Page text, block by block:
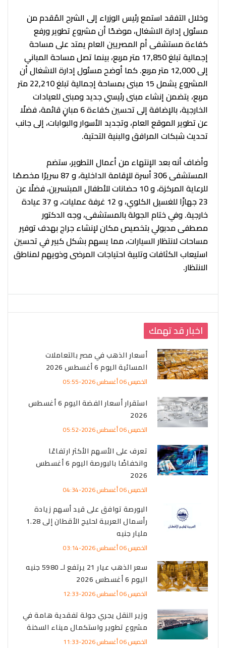
وخلال التفقد استمع رئيس الوزراء إلى الشرح المُقدم من
مسئول إدارة الاشغال، موضحًا أن مشروع تطوير ورفع
كفاءة مستشفى أم المصريين العام يمتد على مساحة
إجمالية تبلغ 17,850 متر مربع، بينما تصل مساحة المباني
إلى 12,000 متر مربع. كما أوضح مسئول إدارة الاشغال أن
المشروع يشمل 15 مبنى بمساحة إجمالية تبلغ 22,210 متر
مربع، يتضمن إنشاء مبنى رئيسي جديد ومبنى للعيادات
الخارجية، بالإضافة إلى تحسين كفاءة 6 مبانٍ قائمة، فضلًا
عن تطوير الموقع العام، وتجديد الأسوار والبوابات، إلى جانب
تحديث شبكات المرافق والبنية التحتية.
وأضاف أنه بعد الإنتهاء من أعمال التطوير، ستضم
المستشفى 306 أسرة للإقامة الداخلية، و 87 سريرًا مخصصًا
للرعاية المركزة، و 10 حضانات للأطفال المبتسرين، فضلًا عن
23 جهازًا للغسيل الكلوي، و 12 غرفة عمليات، و 37 عيادة
خارجية. وفي ختام الجولة بالمستشفى، وجه الدكتور
مصطفى مدبولي بتخصيص مكان لإنشاء جراج بهدف توفير
مساحات لانتظار السيارات، مما يسهم بشكل كبير في تحسين
استيعاب الكثافات وتلبية احتياجات المرضى وذويهم لمناطق
الانتظار.
اخبار قد تهمك
أسعار الذهب في مصر بالتعاملات
المسائية اليوم 6 أغسطس 2026
الخميس 06 أغسطس 2026-05:55
استقرار أسعار الفضة اليوم 6 أغسطس
2026
الخميس 06 أغسطس 2026-05:52
تعرف على الأسهم الأكثر ارتفاعًا
وانخفاضًا بالبورصة اليوم 6 أغسطس
2026
الخميس 06 أغسطس 2026-04:34
البورصة توافق على قيد أسهم زيادة
رأسمال العربية لحليج الأقطان إلى 1.28
مليار جنيه
الخميس 06 أغسطس 2026-03:14
سعر الذهب عيار 21 يرتفع لـ 5980 جنيه
اليوم 6 أغسطس 2026
الخميس 06 أغسطس 2026-12:33
وزير النقل يجري جولة تفقدية هامة في
مشروع تطوير واستكمال ميناء السخنة
الخميس 06 أغسطس 2026-11:33